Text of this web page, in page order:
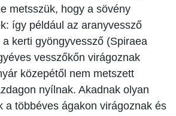
metsszük, hogy a sövény
így például az aranyvessző
kerti gyöngyvessző (Spiraea
vesszőkőn virágoznak
közepétől nem metszett
nyílnak. Akadnak olyan
a többéves ágakon virágoznak és